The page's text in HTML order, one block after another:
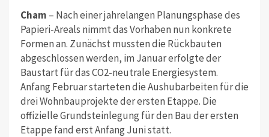
Cham – Nach einer jahrelangen Planungsphase des
Papieri-Areals nimmt das Vorhaben nun konkrete
Formen an. Zunächst mussten die Rückbauten
abgeschlossen werden, im Januar erfolgte der
Baustart für das CO2-neutrale Energiesystem.
Anfang Februar starteten die Aushubarbeiten für die
drei Wohnbauprojekte der ersten Etappe. Die
offizielle Grundsteinlegung für den Bau der ersten
Etappe fand erst Anfang Juni statt.